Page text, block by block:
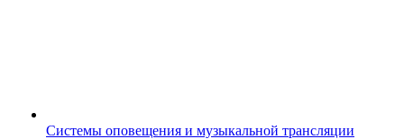
Системы оповещения и музыкальной трансляции